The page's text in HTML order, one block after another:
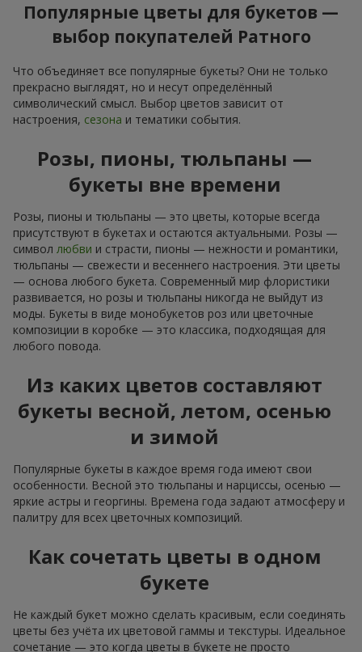
Популярные цветы для букетов —
выбор покупателей Ратного
Что объединяет все популярные букеты? Они не только
прекрасно выглядят, но и несут определённый
символический смысл. Выбор цветов зависит от
настроения, сезона и тематики события.
Розы, пионы, тюльпаны —
букеты вне времени
Розы, пионы и тюльпаны — это цветы, которые всегда
присутствуют в букетах и остаются актуальными. Розы —
символ любви и страсти, пионы — нежности и романтики,
тюльпаны — свежести и весеннего настроения. Эти цветы
— основа любого букета. Современный мир флористики
развивается, но розы и тюльпаны никогда не выйдут из
моды. Букеты в виде монобукетов роз или цветочные
композиции в коробке — это классика, подходящая для
любого повода.
Из каких цветов составляют
букеты весной, летом, осенью
и зимой
Популярные букеты в каждое время года имеют свои
особенности. Весной это тюльпаны и нарциссы, осенью —
яркие астры и георгины. Времена года задают атмосферу и
палитру для всех цветочных композиций.
Как сочетать цветы в одном
букете
Не каждый букет можно сделать красивым, если соединять
цветы без учёта их цветовой гаммы и текстуры. Идеальное
сочетание — это когда цветы в букете не просто